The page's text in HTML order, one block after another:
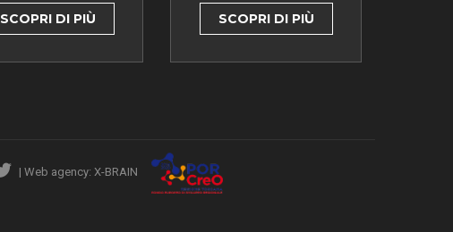
SCOPRI DI PIÙ SCOPRI DI PIÙ
| Web agency: X-BRAIN